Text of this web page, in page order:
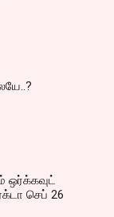
ஒர்க்கவுட்
செப் 26